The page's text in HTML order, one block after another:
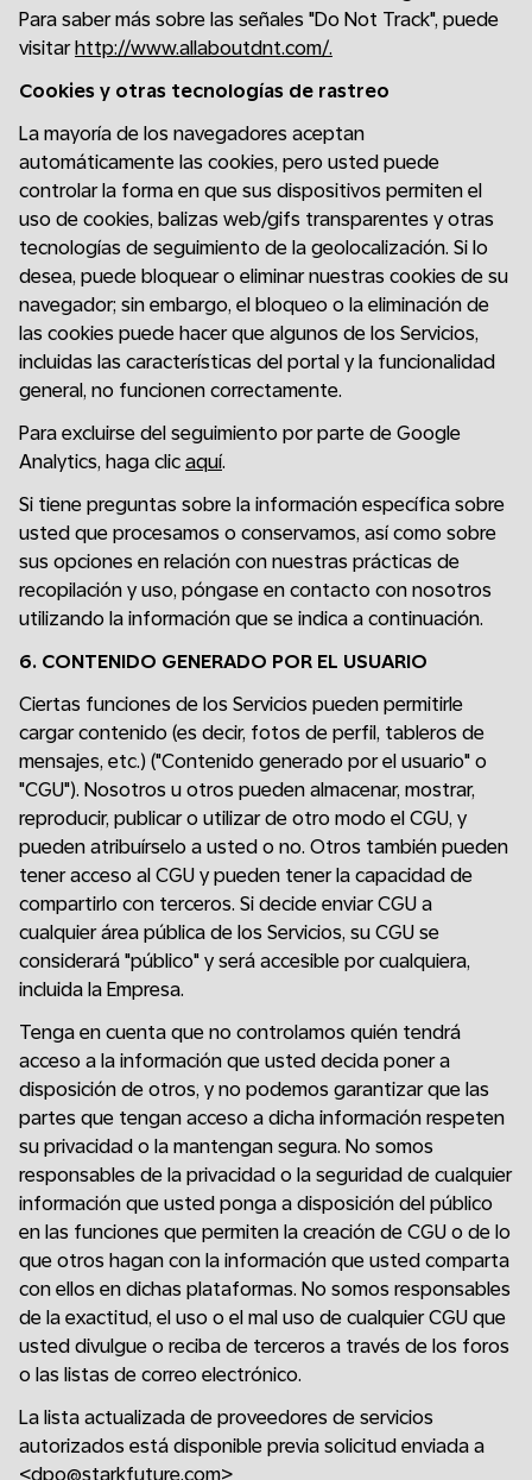
Para saber más sobre las señales "Do Not Track", puede
visitarhttp://www.allaboutdnt.com/.
Cookies y otras tecnologías de rastreo
La mayoría de los navegadores aceptan
automáticamente las cookies, pero usted puede
controlar la forma en que sus dispositivos permiten el
uso de cookies, balizas web/gifs transparentes y otras
tecnologías de seguimiento de la geolocalización. Si lo
desea, puede bloquear o eliminar nuestras cookies de su
navegador; sin embargo, el bloqueo o la eliminación de
las cookies puede hacer que algunos de los Servicios,
incluidas las características del portal y la funcionalidad
general, no funcionen correctamente.
Para excluirse del seguimiento por parte de Google
Analytics, haga clic aquí.
Si tiene preguntas sobre la información específica sobre
usted que procesamos o conservamos, así como sobre
sus opciones en relación con nuestras prácticas de
recopilación y uso, póngase en contacto con nosotros
utilizando la información que se indica a continuación.
6. CONTENIDO GENERADO POR EL USUARIO
Ciertas funciones de los Servicios pueden permitirle
cargar contenido (es decir, fotos de perfil, tableros de
mensajes, etc.) ("Contenido generado por el usuario" o
"CGU"). Nosotros u otros pueden almacenar, mostrar,
reproducir, publicar o utilizar de otro modo el CGU, y
pueden atribuírselo a usted o no. Otros también pueden
tener acceso al CGU y pueden tener la capacidad de
compartirlo con terceros. Si decide enviar CGU a
cualquier área pública de los Servicios, su CGU se
considerará "público" y será accesible por cualquiera,
incluida la Empresa.
Tenga en cuenta que no controlamos quién tendrá
acceso a la información que usted decida poner a
disposición de otros, y no podemos garantizar que las
partes que tengan acceso a dicha información respeten
su privacidad o la mantengan segura. No somos
responsables de la privacidad o la seguridad de cualquier
información que usted ponga a disposición del público
en las funciones que permiten la creación de CGU o de lo
que otros hagan con la información que usted comparta
con ellos en dichas plataformas. No somos responsables
de la exactitud, el uso o el mal uso de cualquier CGU que
usted divulgue o reciba de terceros a través de los foros
o las listas de correo electrónico.
La lista actualizada de proveedores de servicios
autorizados está disponible previa solicitud enviada a
<dpo@starkfuture.com>